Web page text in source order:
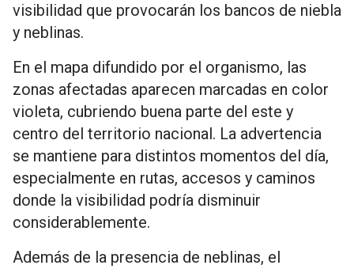
visibilidad que provocarán los bancos de niebla
y neblinas.
En el mapa difundido por el organismo, las
zonas afectadas aparecen marcadas en color
violeta, cubriendo buena parte del este y
centro del territorio nacional. La advertencia
se mantiene para distintos momentos del día,
especialmente en rutas, accesos y caminos
donde la visibilidad podría disminuir
considerablemente.
Además de la presencia de neblinas, el